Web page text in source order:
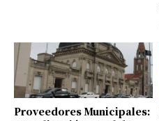
Proveedores Municipales: